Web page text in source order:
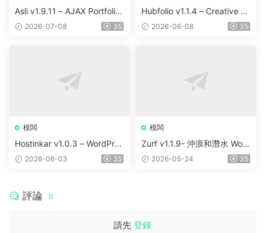
Asli v1.9.11 – AJAX Portfolio
Elementor WordPress Them
2026-07-08 35
Hubfolio v1.1.4 – Creative P
ortfolio & Digital Agency Wo
2026-06-08 35
模闆
Hostinkar v1.0.3 – WordPres
s & WHMCS 主題
2026-06-03 35
模闆
Zurf v1.1.9- 沖浪和潛水 Wor
dPress主題
2026-05-24 35
評論 0
請先 登錄